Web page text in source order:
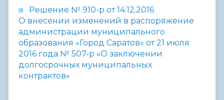
Решение № 910-р от 14.12.2016
О внесении изменений в распоряжение
администрации муниципального
образования «Город Саратов» от 21 июля
2016 года № 507-р «О заключении
долгосрочных муниципальных
контрактов»